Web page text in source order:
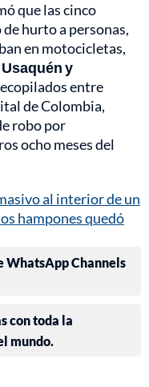
que las cinco
hurto a personas,
en motocicletas,
y
entre
de Colombia,
robo por
ocho meses del
al interior de un
hampones quedó
WhatsApp Channels
con toda la
mundo.